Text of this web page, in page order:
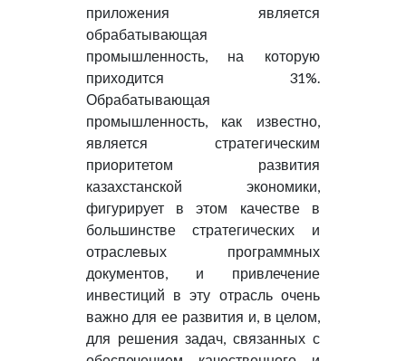
приложения является
обрабатывающая
промышленность, на которую
приходится 31%.
Обрабатывающая
промышленность, как известно,
является стратегическим
приоритетом развития
казахстанской экономики,
фигурирует в этом качестве в
большинстве стратегических и
отраслевых программных
документов, и привлечение
инвестиций в эту отрасль очень
важно для ее развития и, в целом,
для решения задач, связанных с